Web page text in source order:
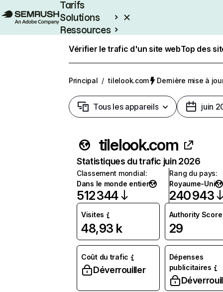
Tarifs
Solutions
Ressources
Vérifier le trafic d'un site webTop des
Principal / tilelook.com Dernière mise à
Tous les appareils juin
tilelook.com
Statistiques du trafic juin 2026
Classement mondial:
Dans le monde entier
512 344
Rang du pays:
Royaume-Uni
240 943
Visites
48,93 k
Authority Score
29
Coût du trafic
Déverrouiller
Dépenses
publicitaires